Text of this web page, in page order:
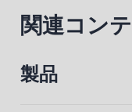
関連コン
製品